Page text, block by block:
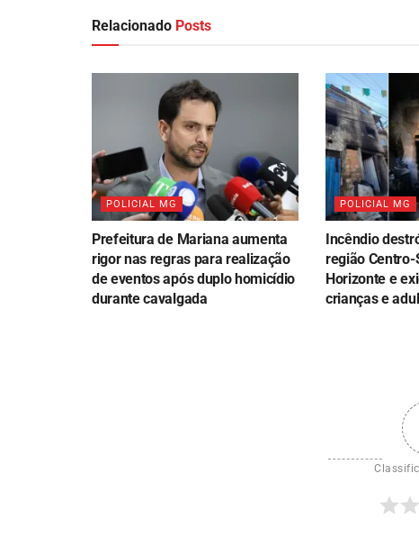
Relacionado Posts
POLICIAL MG
Prefeitura de Mariana aumenta
rigor nas regras para realização
de eventos após duplo homicídio
durante cavalgada
POLICIAL MG
Incêndio
região Centro-
Horizonte e
crianças e